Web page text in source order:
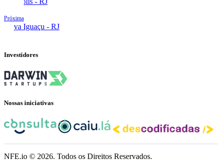
Próxima
Nova Iguaçu - RJ
Investidores
Nossas iniciativas
NFE.io © 2026. Todos os Direitos Reservados.